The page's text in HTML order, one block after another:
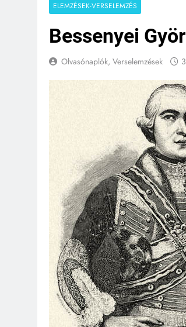
ELEMZÉSEK-VERSELEMZÉS
Bessenyei
Olvasónaplók, Verselemzések